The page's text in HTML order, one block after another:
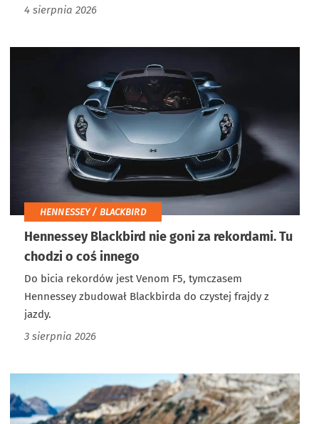
4 sierpnia 2026
HENNESSEY / BLACKBIRD
Hennessey Blackbird nie goni za rekordami. Tu
chodzi o coś innego
Do bicia rekordów jest Venom F5, tymczasem
Hennessey zbudował Blackbirda do czystej frajdy z
jazdy.
3 sierpnia 2026